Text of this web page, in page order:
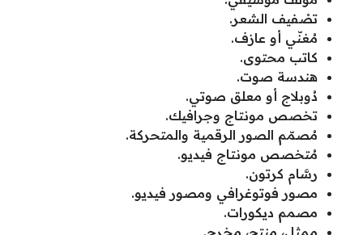
تصْفيف الشعر.
مُغنّي أو عازف.
كاتب محتوى.
هندسة صوت.
دُوبلاج أو معلق صوتي.
تخصص مونتاج وجرافيك.
مُصمّم الصور الرقمية والمتحركة.
مُتخصص مونتاج فيديو.
رسَّام كرتون.
مصور فوتوغرافي ومصور فيديو.
مصمم ديكورات.